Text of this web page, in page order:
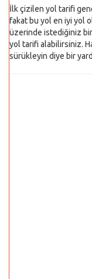
İlk çizilen yol tarifi
fakat bu yol en iyi yol
üzerinde istediğiniz
yol tarifi alabilirsiniz.
sürükleyin diye bir